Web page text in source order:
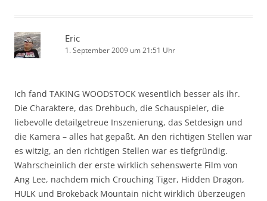
Eric
1. September 2009 um 21:51 Uhr
Ich fand TAKING WOODSTOCK wesentlich besser als ihr.
Die Charaktere, das Drehbuch, die Schauspieler, die
liebevolle detailgetreue Inszenierung, das Setdesign und
die Kamera – alles hat gepaßt. An den richtigen Stellen war
es witzig, an den richtigen Stellen war es tiefgründig.
Wahrscheinlich der erste wirklich sehenswerte Film von
Ang Lee, nachdem mich Crouching Tiger, Hidden Dragon,
HULK und Brokeback Mountain nicht wirklich überzeugen